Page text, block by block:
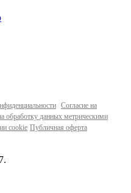
Согласие на
обработку данных метрическими
cookie Публичная оферта